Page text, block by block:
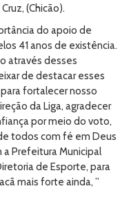
(Chicão).
do apoio de
41 anos de existência.
através desses
de destacar esses
fortalecer nosso
da Liga, agradecer
por meio do voto,
todos com fé em Deus
a Prefeitura Municipal
de Esporte, para
mais forte ainda, ”